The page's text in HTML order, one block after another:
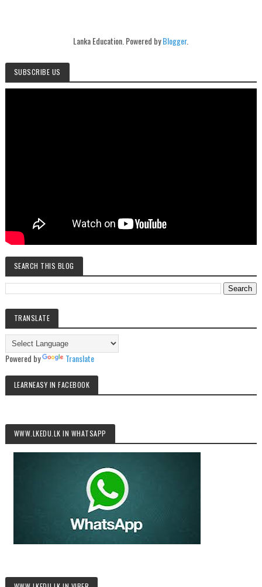
Lanka Education. Powered byBlogger.
SUBSCRIBE US
SEARCH THIS BLOG
TRANSLATE
Powered by Translate
LEARNEASY IN FACEBOOK
WWW.LKEDU.LK IN WHATSAPP